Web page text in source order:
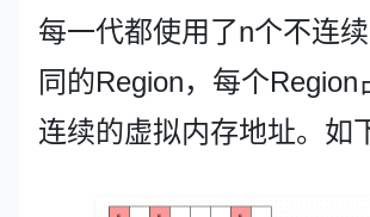
每一代都使用了n个不连
同的Region，每个Region
连续的虚拟内存地址。如